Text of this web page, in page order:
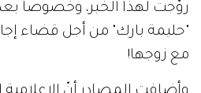
روّجت لهذا الخبر، وخصوصاً
"حليمة بارك" من أجل قضاء
مع زوجها!